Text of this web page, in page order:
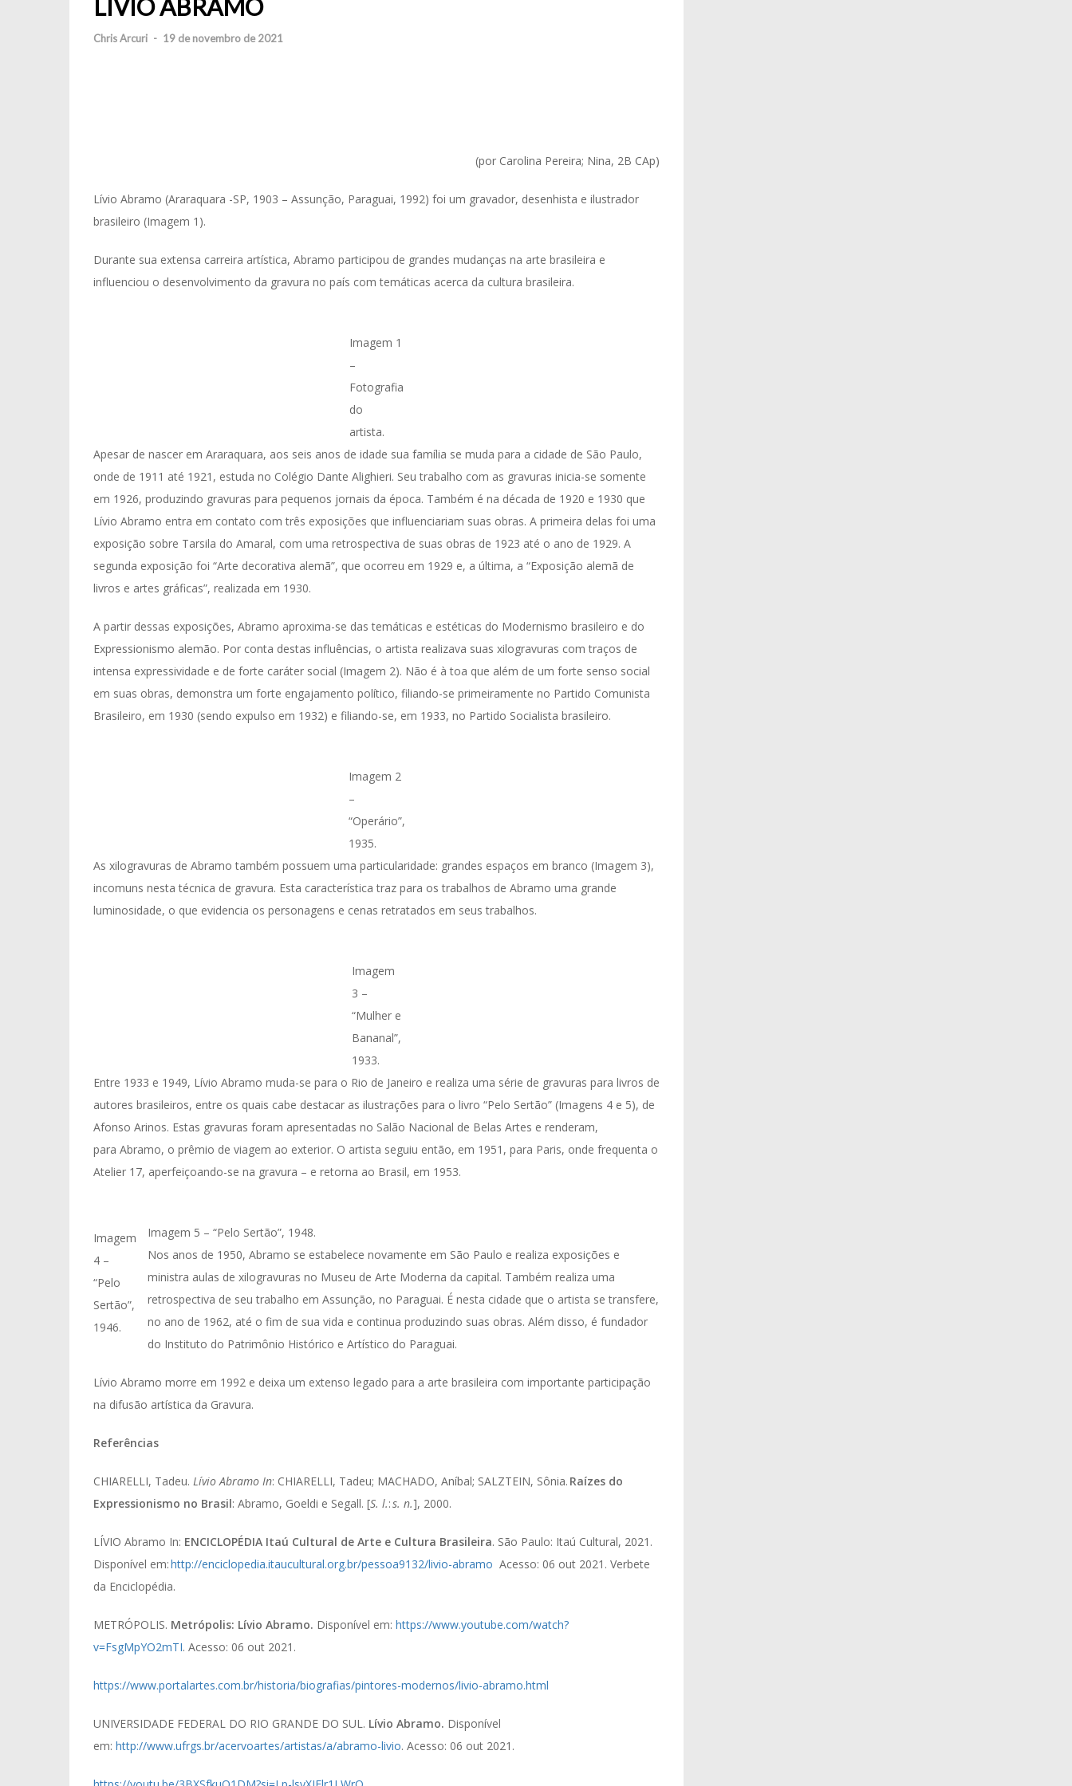
LÍVIO ABRAMO
Chris Arcuri - 19 de novembro de 2021
(por Carolina Pereira; Nina, 2B CAp)
Lívio Abramo (Araraquara -SP, 1903 – Assunção, Paraguai, 1992) foi um gravador, desenhista e ilustrador
brasileiro (Imagem 1).
Durante sua extensa carreira artística, Abramo participou de grandes mudanças na arte brasileira e
influenciou o desenvolvimento da gravura no país com temáticas acerca da cultura brasileira.
Imagem 1
–
Fotografia
do
artista.
Apesar de nascer em Araraquara, aos seis anos de idade sua família se muda para a cidade de São Paulo,
onde de 1911 até 1921, estuda no Colégio Dante Alighieri. Seu trabalho com as gravuras inicia-se somente
em 1926, produzindo gravuras para pequenos jornais da época. Também é na década de 1920 e 1930 que
Lívio Abramo entra em contato com três exposições que influenciariam suas obras. A primeira delas foi uma
exposição sobre Tarsila do Amaral, com uma retrospectiva de suas obras de 1923 até o ano de 1929. A
segunda exposição foi “Arte decorativa alemã”, que ocorreu em 1929 e, a última, a “Exposição alemã de
livros e artes gráficas”, realizada em 1930.
A partir dessas exposições, Abramo aproxima-se das temáticas e estéticas do Modernismo brasileiro e do
Expressionismo alemão. Por conta destas influências, o artista realizava suas xilogravuras com traços de
intensa expressividade e de forte caráter social (Imagem 2). Não é à toa que além de um forte senso social
em suas obras, demonstra um forte engajamento político, filiando-se primeiramente no Partido Comunista
Brasileiro, em 1930 (sendo expulso em 1932) e filiando-se, em 1933, no Partido Socialista brasileiro.
Imagem 2
–
“Operário”,
1935.
As xilogravuras de Abramo também possuem uma particularidade: grandes espaços em branco (Imagem 3),
incomuns nesta técnica de gravura. Esta característica traz para os trabalhos de Abramo uma grande
luminosidade, o que evidencia os personagens e cenas retratados em seus trabalhos.
Imagem
3 –
“Mulher e
Bananal”,
1933.
Entre 1933 e 1949, Lívio Abramo muda-se para o Rio de Janeiro e realiza uma série de gravuras para livros de
autores brasileiros, entre os quais cabe destacar as ilustrações para o livro “Pelo Sertão” (Imagens 4 e 5), de
Afonso Arinos. Estas gravuras foram apresentadas no Salão Nacional de Belas Artes e renderam,
para Abramo, o prêmio de viagem ao exterior. O artista seguiu então, em 1951, para Paris, onde frequenta o
Atelier 17, aperfeiçoando-se na gravura – e retorna ao Brasil, em 1953.
Imagem
4 –
“Pelo
Sertão”,
1946.
Imagem 5 – “Pelo Sertão”, 1948.
Nos anos de 1950, Abramo se estabelece novamente em São Paulo e realiza exposições e
ministra aulas de xilogravuras no Museu de Arte Moderna da capital. Também realiza uma
retrospectiva de seu trabalho em Assunção, no Paraguai. É nesta cidade que o artista se transfere,
no ano de 1962, até o fim de sua vida e continua produzindo suas obras. Além disso, é fundador
do Instituto do Patrimônio Histórico e Artístico do Paraguai.
Lívio Abramo morre em 1992 e deixa um extenso legado para a arte brasileira com importante participação
na difusão artística da Gravura.
Referências
CHIARELLI, Tadeu. Lívio Abramo In: CHIARELLI, Tadeu; MACHADO, Aníbal; SALZTEIN, Sônia. Raízes do
Expressionismo no Brasil: Abramo, Goeldi e Segall. [S. l.:s. n.], 2000.
LÍVIO Abramo In: ENCICLOPÉDIA Itaú Cultural de Arte e Cultura Brasileira. São Paulo: Itaú Cultural, 2021.
Disponível em:http://enciclopedia.itaucultural.org.br/pessoa9132/livio-abramo Acesso: 06 out 2021. Verbete
da Enciclopédia.
METRÓPOLIS. Metrópolis: Lívio Abramo. Disponível em: https://www.youtube.com/watch?
v=FsgMpYO2mTI. Acesso: 06 out 2021.
https://www.portalartes.com.br/historia/biografias/pintores-modernos/livio-abramo.html
UNIVERSIDADE FEDERAL DO RIO GRANDE DO SUL. Lívio Abramo. Disponível
em: http://www.ufrgs.br/acervoartes/artistas/a/abramo-livio. Acesso: 06 out 2021.